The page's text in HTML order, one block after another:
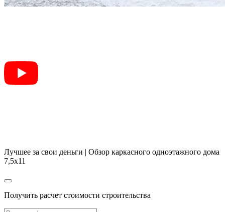
Лучшее за свои деньги | Обзор каркасного одноэтажного дома
7,5х11
Получить расчет стоимости строительства